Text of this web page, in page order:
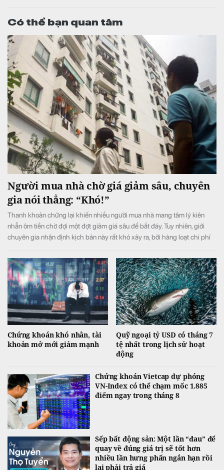
Có thể bạn quan tâm
Người mua nhà chờ giá giảm sâu, chuyên
gia nói thẳng: “Khó!”
Thanh khoản chững lại khiến nhiều người mua nhà mang tâm lý kiên
nhẫn ôm tiền chờ đợi một đợt giảm giá sâu để bắt đáy. Tuy nhiên, giới
chuyên gia nhận định kịch bản này rất khó xảy ra, bởi hàng loạt chi phí
Chứng khoán khó nhằn, tài
khoản mở mới giảm mạnh
Quỹ ngoại tỷ USD có tháng 7
tệ nhất trong lịch sử hoạt
động
Chứng khoán Vietcap dự phóng
VN-Index có thể chạm mốc 1.885
điểm ngay trong tháng 8
Sếp bất động sản: Một lần “đau” để
quay về đúng giá trị sẽ tốt hơn
nhiều lần hưng phấn ngắn hạn rồi
lại phải trả giá